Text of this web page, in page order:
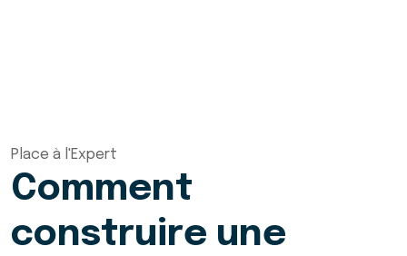
Place à l'Expert
Comment
construire une